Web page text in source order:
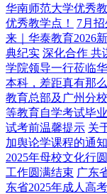
华南师范大学优秀
优秀教学点！
7月
来｜华泰教育2026
典纪实 深化合作 共
学院领导一行莅临
本科，差距真有那
教育总部及广州分
等教育自学考试毕
试考前温馨提示 关
加舆论学课程的通知
2025年母校文化行
工作圆满结束 广东
东省2025年成人高